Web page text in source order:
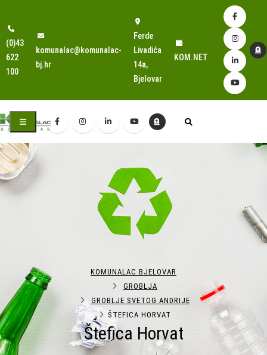
(0)43
622
100
komunalac@komunalac-
bj.hr
Ferde
Livadića
14a,
Bjelovar
KOM.NET
Štefica Horvat
KOMUNALAC BJELOVAR
GROBLJA
GROBLJE SVETOG ANDRIJE
ŠTEFICA HORVAT